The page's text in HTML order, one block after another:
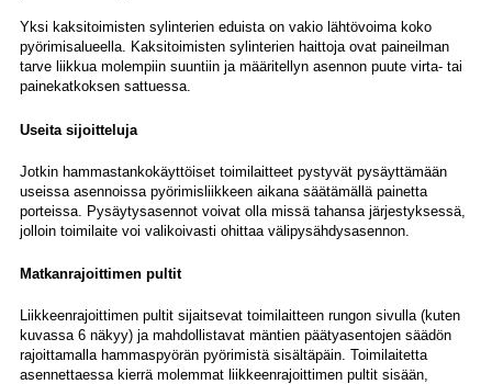
Yksi kaksitoimisten sylinterien eduista on vakio lähtövoima koko
pyörimisalueella. Kaksitoimisten sylinterien haittoja ovat paineilman
tarve liikkua molempiin suuntiin ja määritellyn asennon puute virta- tai
painekatkoksen sattuessa.
Useita sijoitteluja
Jotkin hammastankokäyttöiset toimilaitteet pystyvät pysäyttämään
useissa asennoissa pyörimisliikkeen aikana säätämällä painetta
porteissa. Pysäytysasennot voivat olla missä tahansa järjestyksessä,
jolloin toimilaite voi valikoivasti ohittaa välipysähdysasennon.
Matkanrajoittimen pultit
Liikkeenrajoittimen pultit sijaitsevat toimilaitteen rungon sivulla (kuten
kuvassa 6 näkyy) ja mahdollistavat mäntien päätyasentojen säädön
rajoittamalla hammaspyörän pyörimistä sisältäpäin. Toimilaitetta
asennettaessa kierrä molemmat liikkeenrajoittimen pultit sisään,